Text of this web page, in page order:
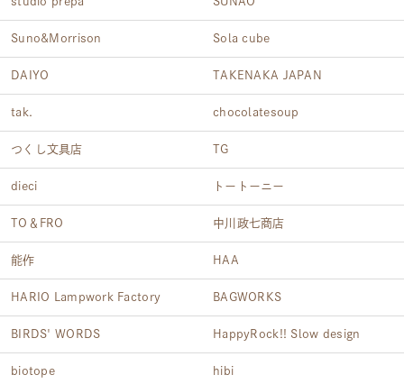
Suno&Morrison Sola cube
DAIYO TAKENAKA JAPAN
tak. chocolatesoup
つくし文具店 TG
dieci トートーニー
TO＆FRO 中川政七商店
能作 HAA
HARIO Lampwork Factory BAGWORKS
BIRDS' WORDS HappyRock!! Slow design
biotope hibi